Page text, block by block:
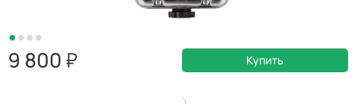
9 800 Купить